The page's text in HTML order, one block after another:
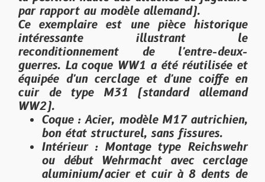
par rapport au modèle allemand).
Ce exemplaire est une pièce historique
intéressante illustrant le
reconditionnement de l'entre-deux-
guerres. La coque WW1 a été réutilisée et
équipée d'un cerclage et d'une coiffe en
cuir de type M31 (standard allemand
WW2).
Coque :Acier, modèle M17 autrichien,
bon état structurel, sans fissures.
Intérieur :Montage type Reichswehr
ou début Wehrmacht avec cerclage
aluminium/acier et cuir à 8 dents de